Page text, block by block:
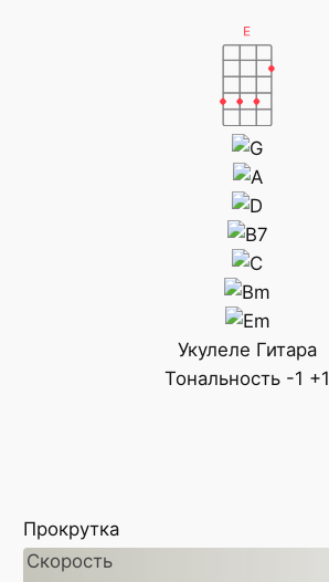
Укулеле Гитара
Тональность -1 +1
Прокрутка
Скорость